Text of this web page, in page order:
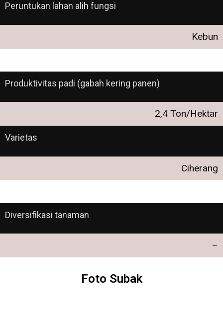
Peruntukan lahan alih fungsi
Kebun
Produktivitas padi (gabah kering panen)
2,4 Ton/Hektar
Varietas
Ciherang
Diversifikasi tanaman
–
Foto Subak